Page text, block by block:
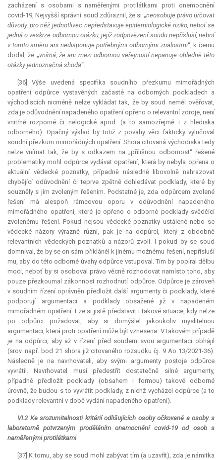
zacházení s osobami s naměřenými protilátkami proti onemocnění
covid-19, Nejvyšší správní soud zdůraznil, že si „neosobuje právo určovat
důvody, pro něž jednotlivec nepředstavuje epidemiologické riziko, neboť se
jedná o veskrze odbornou otázku, jejíž zodpovězení soudu nepřísluší, neboť
v tomto směru ani nedisponuje potřebnými odbornými znalostmi“, k čemu
dodal, že „vnímá, že ani mezi odbornou veřejností nepanuje ohledně této
otázky jednoznačná shoda“.
[36] Výše uvedená specifika soudního přezkumu mimořádných
opatření odpůrce vystavěných začasté na odborných podkladech a
východiscích nicméně nelze vykládat tak, že by soud neměl ověřovat,
zda je odůvodnění napadeného opatření opřeno o relevantní zdroje, není
vnitřně rozporné či nelogické apod. (a to samozřejmě i z hlediska
odborného). Opačný výklad by totiž z povahy věci fakticky vylučoval
soudní přezkum mimořádných opatření. Shora citovaná východiska tedy
nelze vnímat tak, že by s odkazem na „přílišnou odbornost“ řešené
problematiky mohl odpůrce vydávat opatření, která by nebyla opřena o
aktuální vědecké poznatky, případně následně libovolně nahrazovat
chybějící odůvodnění či teprve zpětně dohledávat podklady, které by
souzněly s jím zvoleným řešením. Podstatné je, zda odpůrcem zvolené
řešení má alespoň rámcovou oporu v odůvodnění napadeného
mimořádného opatření, které je opřeno o odborné podklady svědčící
zvolenému řešení. Pokud nejsou vědecké poznatky ustálené nebo se
vědecké názory výrazně různí, pak je na odpůrci, který z obdobně
relevantních vědeckých poznatků a názorů zvolí. I pokud by se soud
domníval, že by se on sám přikláněl k jinému možnému řešení, nepřísluší
mu, aby do této odborné úvahy odpůrce vstupoval. Tím by popíral dělbu
moci, neboť by si osoboval právo věcně rozhodovat namísto toho, aby
pouze přezkoumal zákonnost rozhodnutí odpůrce. Odpůrce je zároveň
v soudním řízení oprávněn předložit další argumenty či podklady, které
podporují argumentaci a podklady obsažené již v napadeném
mimořádném opatření. Lze si jistě představit i takové situace, kdy nelze
po odpůrci požadovat, aby si domýšlel jakoukoliv myslitelnou
argumentaci, která proti opatření může být vznesena. V takovém případě
je na odpůrci, aby až v řízení před soudem svou argumentaci obhájil
(srov. např. bod 21 shora již citovaného rozsudku čj. 9 Ao 13/2021-36).
Následně je na navrhovateli, aby svými argumenty postoje odpůrce
vyvrátil. Navrhovatel musí předestřít dostatečně silné argumenty,
případně předložit podklady (obsahem i formou) takové odborné
úrovně, že budou s to vyvrátit podklady, z nichž vycházel odpůrce (a to
podklady relevantní v době vydání napadeného opatření).
VI.2 Ke srozumitelnosti kritérií odlišujících osoby očkované a osoby s
laboratorně potvrzeným proděláním onemocnění covid-19 od osob s
naměřenými protilátkami
[37] K tomu, aby se soud mohl zabývat tím (a uzavřít), zda je námitka